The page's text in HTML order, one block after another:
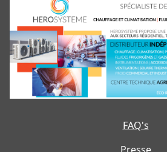
FAQ's
Presse